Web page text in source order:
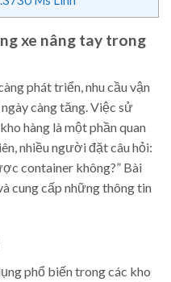
xe nâng tay trong
phát triển, nhu cầu vận
càng tăng. Việc sử
hàng là một phần quan
nhiều người đặt câu hỏi:
container không?” Bài
cung cấp những thông tin
phổ biến trong các kho